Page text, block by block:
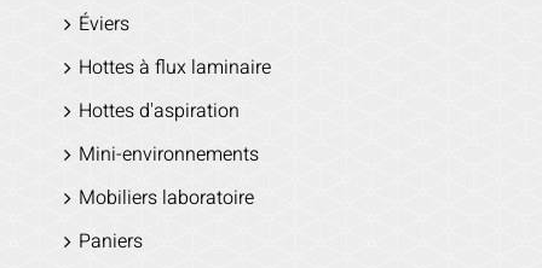
Éviers
Hottes à flux laminaire
Hottes d'aspiration
Mini-environnements
Mobiliers laboratoire
Paniers